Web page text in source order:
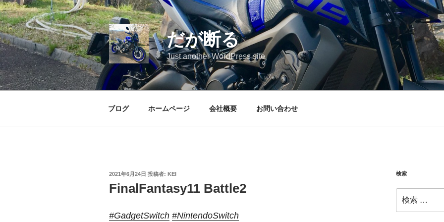
コ
ン
テ
ン
ツ
へ
ス
キ
だが断る
Just another WordPress site
ブログ ホームページ 会社概要 お問い合わせ
投
日:
2021年6月24日 投稿者: KEI
FinalFantasy11 Battle2
#GadgetSwitch #NintendoSwitch
検索
索: